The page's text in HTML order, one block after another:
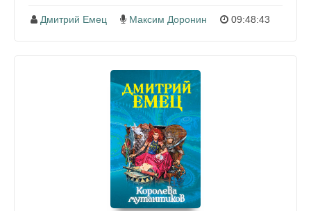
Дмитрий Емец Максим Доронин 09:48:43